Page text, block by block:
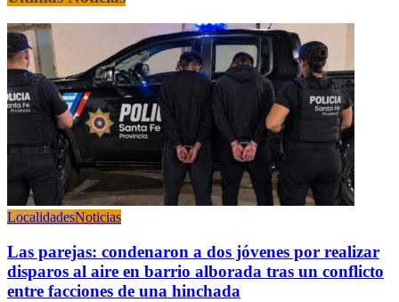
LocalidadesNoticias
Las parejas: condenaron a dos jóvenes por realizar
disparos al aire en barrio alborada tras un conflicto
entre facciones de una hinchada